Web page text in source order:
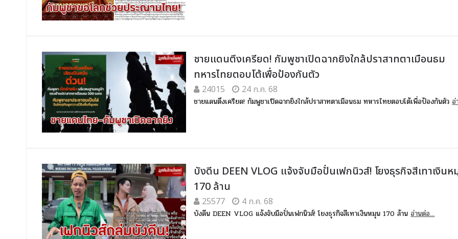
ชายแดนตึงเครียด! กัมพูชาเปิดฉากยิงใกล้ปราสาทตาเมือนธม
ทหารไทยตอบโต้เพื่อป้องกันตัว
24015 24 ก.ค. 68
ชายแดนตึงเครียด! กัมพูชาเปิดฉากยิงใกล้ปราสาทตาเมือนธม ทหารไทยตอบโต้เพื่อป้องกันตัวอ่
บังดีน DEEN VLOG แจ้งจับมือปั่นเฟกนิวส์! โยงธุรกิจสีเทาเงินห
170 ล้าน
25577 4 ก.ค. 68
บังดีน DEEN VLOG แจ้งจับมือปั่นเฟกนิวส์! โยงธุรกิจสีเทาเงินหมุน 170 ล้าน อ่านต่อ...